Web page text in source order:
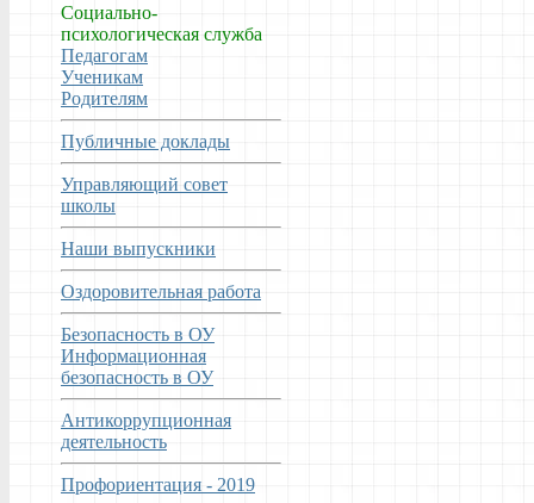
Социально-
психологическая служба
Педагогам
Ученикам
Родителям
Публичные доклады
Управляющий совет
школы
Наши выпускники
Оздоровительная работа
Безопасность в ОУ
Информационная
безопасность в ОУ
Антикоррупционная
деятельность
Профориентация - 2019